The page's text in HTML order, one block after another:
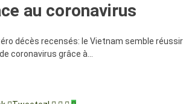
au coronavirus
décès recensés: le Vietnam semble réussir
coronavirus grâce à…